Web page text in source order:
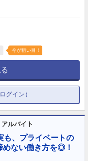
今が狙い目！
グイン）
ルバイト
、プライベートの
めない働き方を◎！